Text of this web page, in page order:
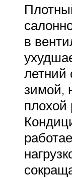
в
летний
зимой,
плохой